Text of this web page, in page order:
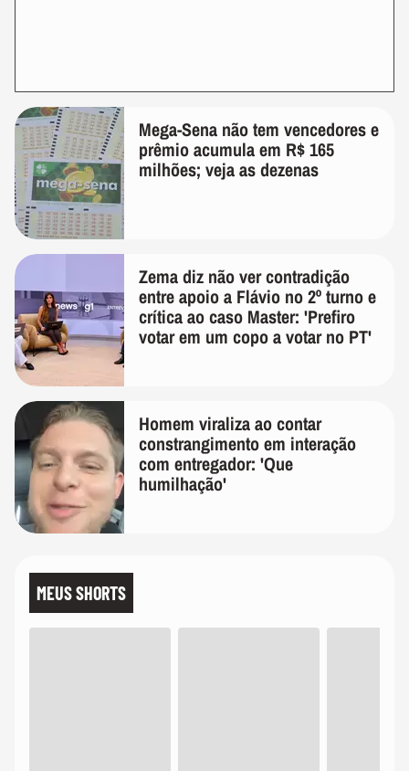
Mega-Sena não tem vencedores e
prêmio acumula em R$ 165
milhões; veja as dezenas
Zema diz não ver contradição
entre apoio a Flávio no 2º turno e
crítica ao caso Master: 'Prefiro
votar em um copo a votar no PT'
Homem viraliza ao contar
constrangimento em interação
com entregador: 'Que
humilhação'
MEUS SHORTS